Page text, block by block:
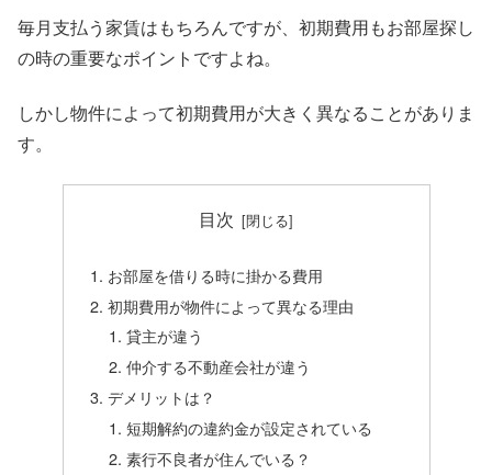
毎月支払う家賃はもちろんですが、初期費用もお部屋探し
の時の重要なポイントですよね。
しかし物件によって初期費用が大きく異なることがありま
す。
目次
お部屋を借りる時に掛かる費用
初期費用が物件によって異なる理由
貸主が違う
仲介する不動産会社が違う
デメリットは？
短期解約の違約金が設定されている
素行不良者が住んでいる？